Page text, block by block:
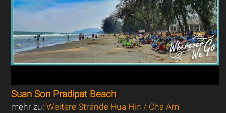
Suan Son Pradipat Beach
mehr zu:Weitere Strände Hua Hin / Cha Am